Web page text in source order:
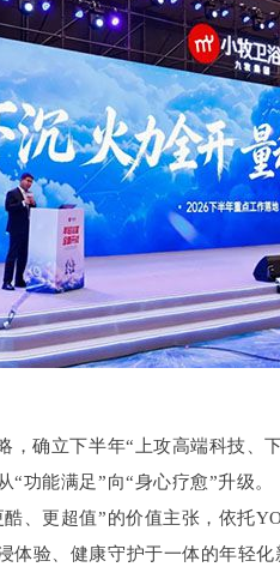
，确立下半年“上攻高端科技、
功能满足”向“身心疗愈”升级。
、更超值”的价值主张，依托
体验、健康守护于一体的年轻